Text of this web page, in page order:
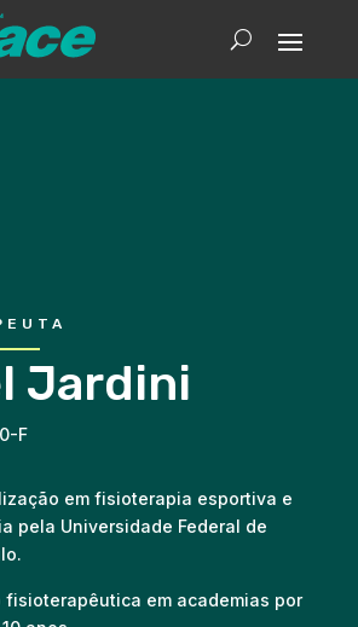
Jardini
F
em fisioterapia esportiva e
pela Universidade Federal de
fisioterapêutica em academias por